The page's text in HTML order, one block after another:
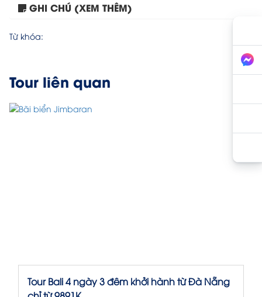
GHI CHÚ (XEM THÊM)
Từ khóa:
Tour liên quan
Tour Bali 4 ngày 3...
Tour Bali 4 ngày 3 đêm khởi hành từ Đà Nẵng